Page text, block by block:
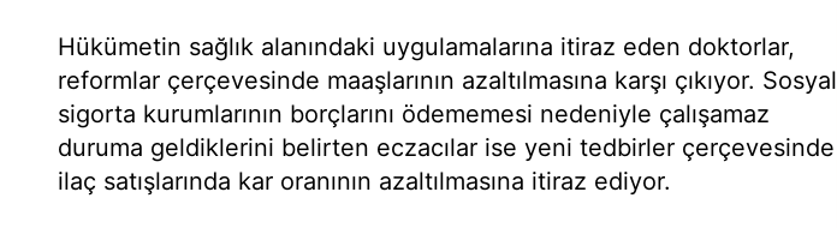
Hükümetin sağlık alanındaki uygulamalarına itiraz eden doktorlar,
reformlar çerçevesinde maaşlarının azaltılmasına karşı çıkıyor. Sosyal
sigorta kurumlarının borçlarını ödememesi nedeniyle çalışamaz
duruma geldiklerini belirten eczacılar ise yeni tedbirler çerçevesinde
ilaç satışlarında kar oranının azaltılmasına itiraz ediyor.